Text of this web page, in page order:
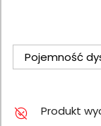
Pojemność
Produkt